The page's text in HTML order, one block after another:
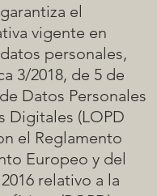
el
vigente en
personales,
3/2018, de 5 de
Datos Personales
Digitales (LOPD
el Reglamento
Europeo y del
relativo a la